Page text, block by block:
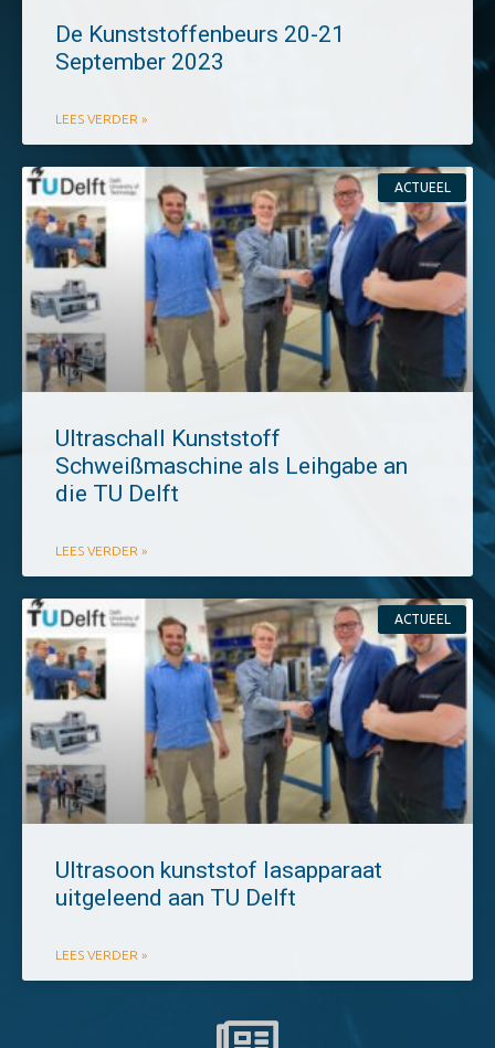
De Kunststoffenbeurs 20-21
September 2023
LEES VERDER »
ACTUEEL
Ultraschall Kunststoff
Schweißmaschine als Leihgabe an
die TU Delft
LEES VERDER »
ACTUEEL
Ultrasoon kunststof lasapparaat
uitgeleend aan TU Delft
LEES VERDER »